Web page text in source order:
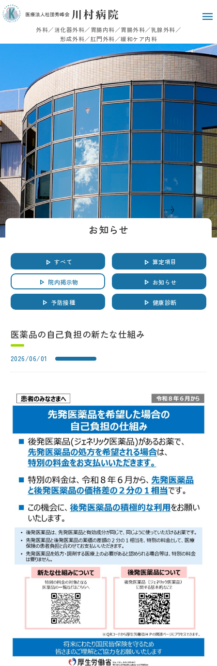
外科／消化器外科／胃腸内科／胃腸外科／乳腺外科／
形成外科／肛門外科／緩和ケア内科
お知らせ
すべて 算定項目
院内掲示物 お知らせ
予防接種 健康診断
医薬品の自己負担の新たな仕組み
2026/06/01